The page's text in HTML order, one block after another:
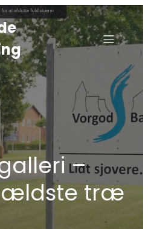
–
ældste træ